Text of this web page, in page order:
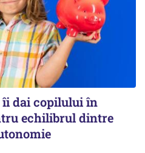
îi dai copilului în
echilibrul dintre